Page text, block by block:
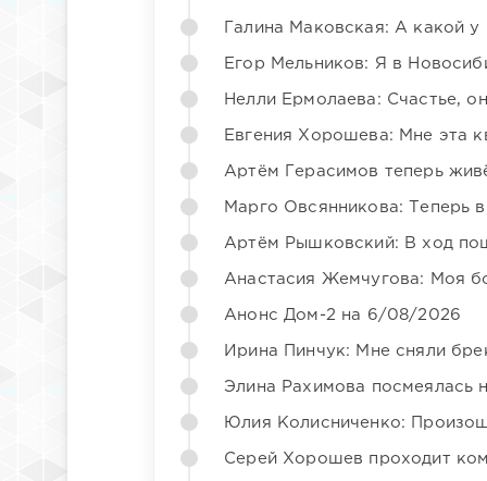
Галина Маковская: А какой у
Егор Мельников: Я в
Нелли Ермолаева: Счастье,
Евгения Хорошева: Мне эта
Артём Герасимов теперь
Марго Овсянникова: Теперь
Артём Рышковский: В ход
Анастасия Жемчугова: Моя
Анонс Дом-2 на 6/08/2026
Ирина Пинчук: Мне сняли
Элина Рахимова посмеялась
Юлия Колисниченко:
Серей Хорошев проходит